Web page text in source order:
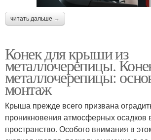
читать дальше →
Конек для крыши из
металлочерепицы.
металлочерепицы:
монтаж
Крыша прежде всего призвана
проникновения атмосферных осадков
пространство. Особого внимания в